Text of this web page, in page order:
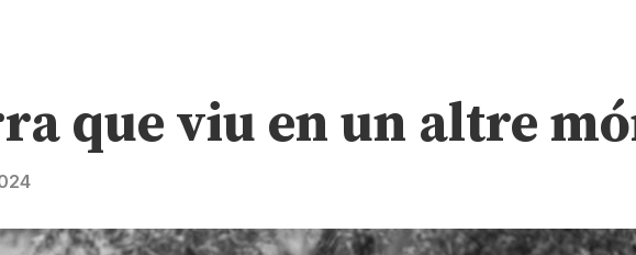
que viu en un altre